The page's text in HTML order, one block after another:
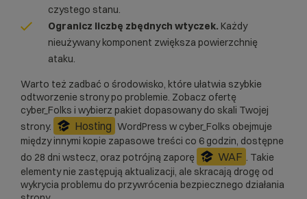
czystego stanu.
Ogranicz liczbę zbędnych wtyczek. Każdy
nieużywany komponent zwiększa powierzchnię
ataku.
Warto też zadbać o środowisko, które ułatwia szybkie
odtworzenie strony po problemie. Zobacz ofertę
cyber_Folks i wybierz pakiet dopasowany do skali Twojej
strony.
Hosting WordPress w cyber_Folks obejmuje
między innymi kopie zapasowe treści co 6 godzin, dostępne
do 28 dni wstecz, oraz potrójną zaporę
WAF . Takie
elementy nie zastępują aktualizacji, ale skracają drogę od
wykrycia problemu do przywrócenia bezpiecznego działania